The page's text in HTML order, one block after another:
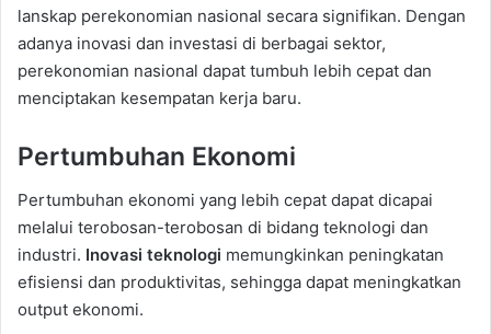
lanskap perekonomian nasional secara signifikan. Dengan
adanya inovasi dan investasi di berbagai sektor,
perekonomian nasional dapat tumbuh lebih cepat dan
menciptakan kesempatan kerja baru.
Pertumbuhan Ekonomi
Pertumbuhan ekonomi yang lebih cepat dapat dicapai
melalui terobosan-terobosan di bidang teknologi dan
industri. Inovasi teknologi memungkinkan peningkatan
efisiensi dan produktivitas, sehingga dapat meningkatkan
output ekonomi.